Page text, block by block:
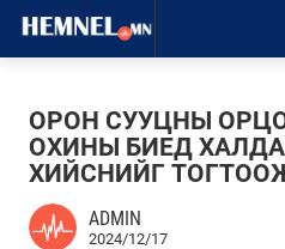
ОРОН СУУЦНЫ
ОХИНЫ БИЕД
ХИЙСНИЙГ
ADMIN
2024/12/17